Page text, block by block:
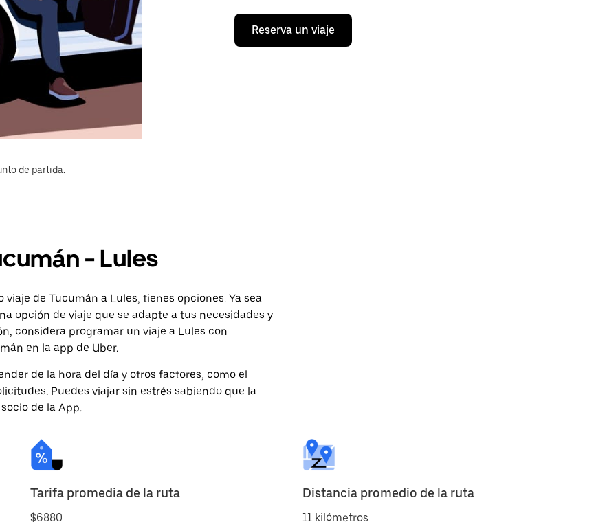
Reserva un viaje
de partida.
- Lules
de Tucumán a Lules, tienes opciones. Ya sea
opción de viaje que se adapte a tus necesidades y
considera programar un viaje a Lules con
en la app de Uber.
de la hora del día y otros factores, como el
Puedes viajar sin estrés sabiendo que la
de la App.
Tarifa promedia de la ruta
$6880
Distancia promedio de la ruta
11 kilómetros